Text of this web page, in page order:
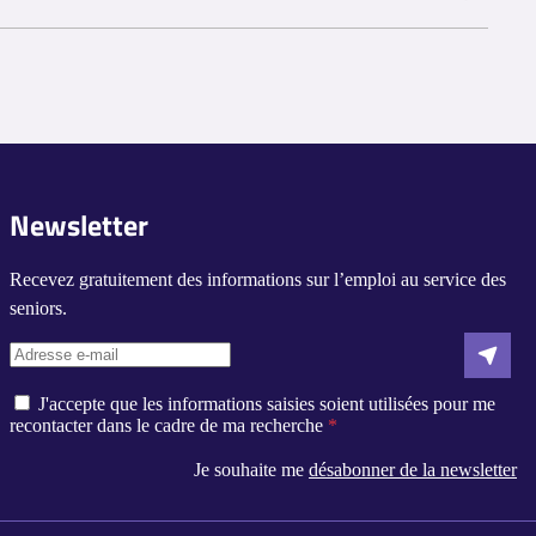
aide-ménagère pour les aider dans leurs activités
aide supplémentaire à domicile pendant leur période de
Newsletter
Recevez gratuitement des informations sur l’emploi au service des
seniors.
J'accepte que les informations saisies soient utilisées pour me
recontacter dans le cadre de ma recherche
Je souhaite medésabonner de la newsletter